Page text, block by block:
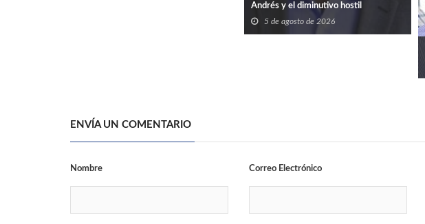
Andrés y el diminutivo hostil
5 de agosto de 2026
ENVÍA UN COMENTARIO
Nombre Correo Electrónico